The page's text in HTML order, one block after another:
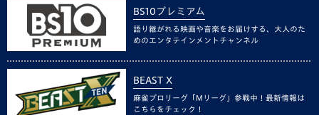
BS10プレミアム
語り継がれる映画や音楽をお届けする、大人のた
めのエンタテインメントチャンネル
BEAST X
麻雀プロリーグ「Mリーグ」参戦中！最新情報は
こちらをチェック！